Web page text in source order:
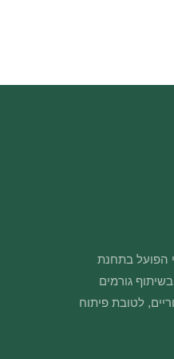
הפועל בתחנת
גורמים
לטובת פיתוח